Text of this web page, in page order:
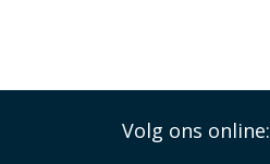
Volg ons online: